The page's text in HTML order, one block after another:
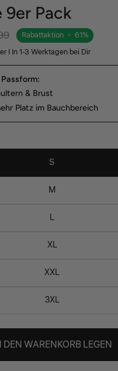
den
Rezensionen
zu
Pack
Rabattaktion • 61%
| In 1-3 Werktagen bei Dir
& Brust
Platz im Bauchbereich
S
M
L
XL
XXL
3XL
DEN WARENKORB LEGEN